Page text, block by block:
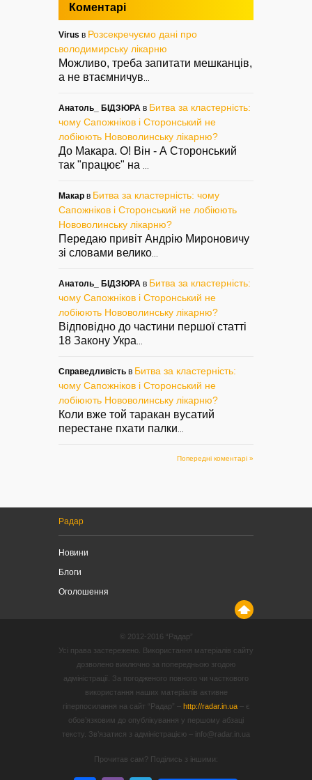
Коментарі
Virus в Розсекречуємо дані про
володимирську лікарню
Можливо, треба запитати мешканців,
а не втаємничув
Анатоль_ БІДЗЮРА в Битва за кластерність:
чому Сапожніков і Сторонський не
лобіюють Нововолинську лікарню?
До Макара. О! Він - А Сторонський
так "працює" на
Макар в Битва за кластерність: чому
Сапожніков і Сторонський не лобіюють
Нововолинську лікарню?
Передаю привіт Андрію Мироновичу
зі словами велико
Анатоль_ БІДЗЮРА в Битва за кластерність:
чому Сапожніков і Сторонський не
лобіюють Нововолинську лікарню?
Відповідно до частини першої статті
18 Закону Укра
Справедливість в Битва за кластерність:
чому Сапожніков і Сторонський не
лобіюють Нововолинську лікарню?
Коли вже той таракан вусатий
перестане пхати палки
Попередні коментарі »
Радар
Новини
Блоги
Оголошення
© 2012-2016 “Радар”
Усі права застережено. Використання матеріалів сайту
дозволено виключно за попередньою згодою
адміністрації. За погодженого повного чи часткового
використання наших матеріалів активне
гіперпосилання на сайт “Радар” – http://radar.in.ua– є
обов’язковим до опублікування у першому абзаці
тексту. Зв’язатися з адміністрацією – info@radar.in.ua
Прочитав сам? Поділись з іншими: